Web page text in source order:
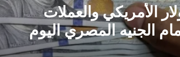
الأمريكي والعملات
أمام الجنيه المصري اليوم